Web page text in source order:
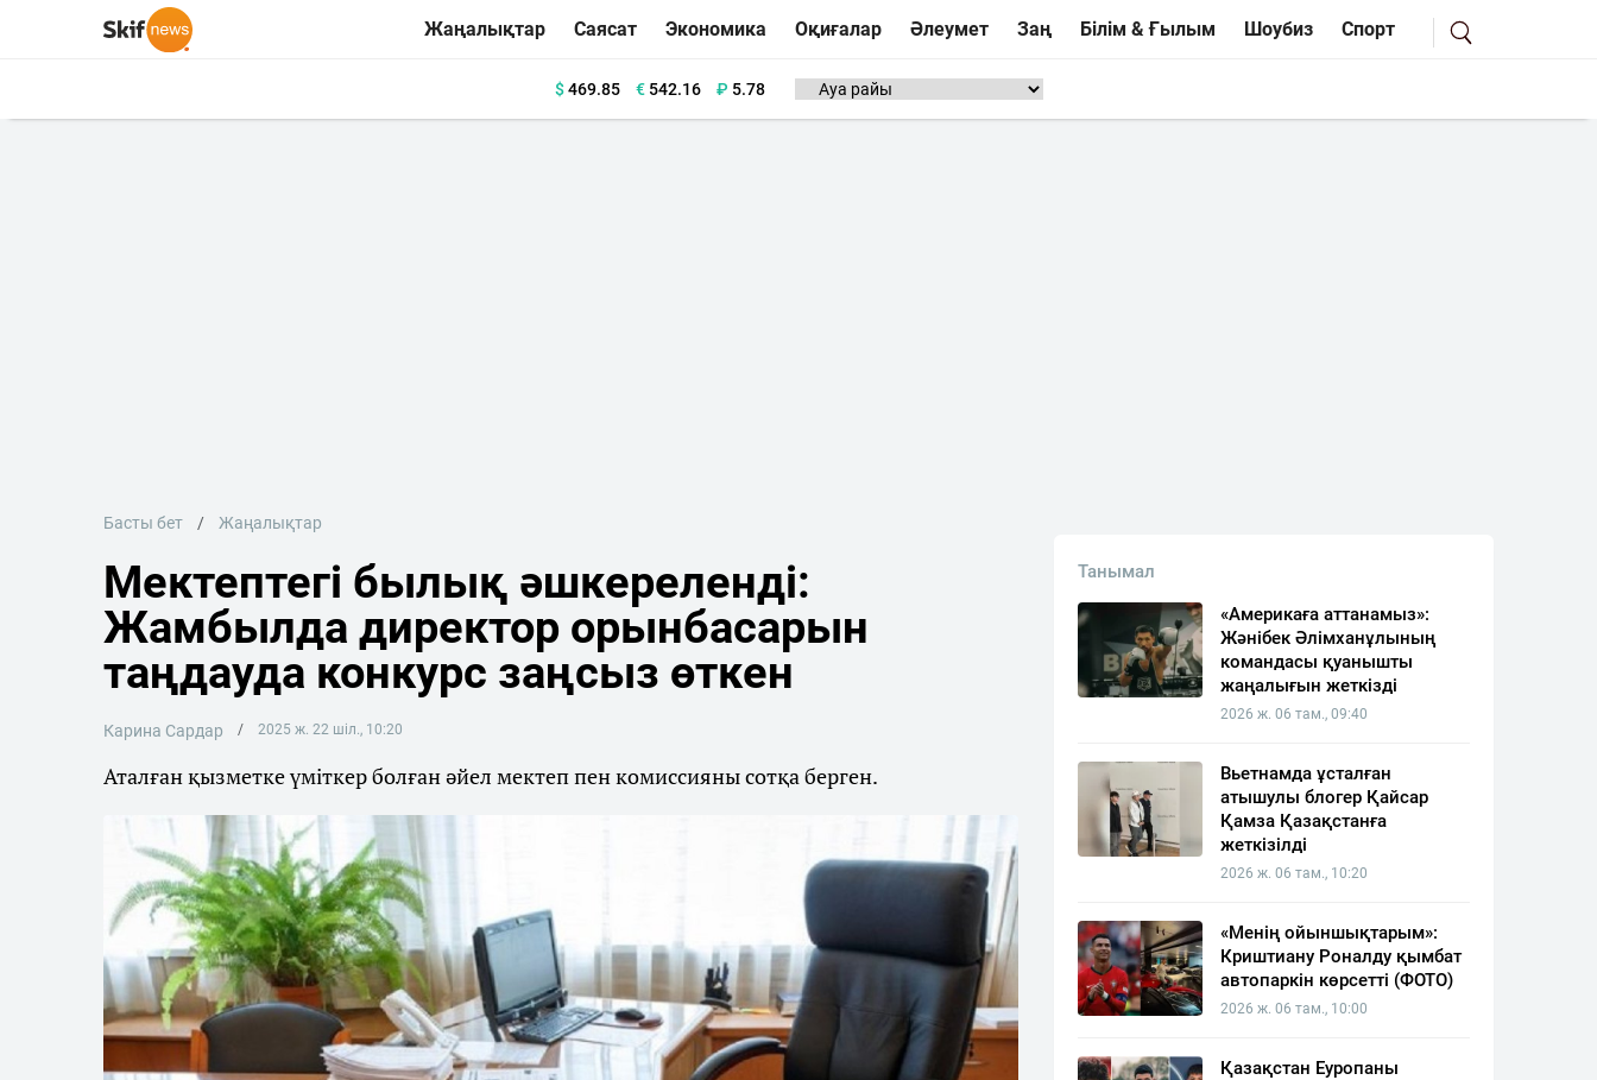
Жаңалықтар Саясат Экономика Оқиғалар Әлеумет Заң Білім & Ғылым Шоубиз Спорт
$469.85 €542.16 ₽ 5.78
Басты бет Жаңалықтар
Мектептегі былық әшкереленді:
Жамбылда директор орынбасарын
таңдауда конкурс заңсыз өткен
Карина Сардар 2025 ж. 22 шіл., 10:20
Аталған қызметке үміткер болған әйел мектеп пен комиссияны сотқа берген.
Танымал
«Америкаға аттанамыз»:
Жәнібек Әлімханұлының
командасы қуанышты
жаңалығын жеткізді
2026 ж. 06 там., 09:40
Вьетнамда ұсталған
атышулы блогер Қайсар
Қамза Қазақстанға
жеткізілді
2026 ж. 06 там., 10:20
«Менің ойыншықтарым»:
Криштиану Роналду қымбат
автопаркін көрсетті (ФОТО)
2026 ж. 06 там., 10:00
Қазақстан Еуропаны